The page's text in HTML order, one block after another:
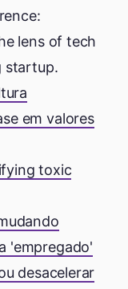
lens of tech
startup.
em valores
toxic
'empregado'
desacelerar